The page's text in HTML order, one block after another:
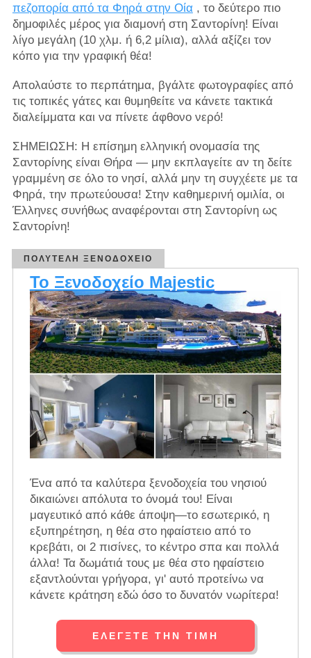
πεζοπορία από τα Φηρά στην Οία, το δεύτερο πιο
δημοφιλές μέρος για διαμονή στη Σαντορίνη! Είναι
λίγο μεγάλη (10 χλμ. ή 6,2 μίλια), αλλά αξίζει τον
κόπο για την γραφική θέα!
Απολαύστε το περπάτημα, βγάλτε φωτογραφίες από
τις τοπικές γάτες και θυμηθείτε να κάνετε τακτικά
διαλείμματα και να πίνετε άφθονο νερό!
ΣΗΜΕΙΩΣΗ: Η επίσημη ελληνική ονομασία της
Σαντορίνης είναι Θήρα — μην εκπλαγείτε αν τη δείτε
γραμμένη σε όλο το νησί, αλλά μην τη συγχέετε με τα
Φηρά, την πρωτεύουσα! Στην καθημερινή ομιλία, οι
Έλληνες συνήθως αναφέρονται στη Σαντορίνη ως
Σαντορίνη!
ΠΟΛΥΤΕΛΉ ΞΕΝΟΔΟΧΕΊΟ
Το Ξενοδοχείο Majestic
Ένα από τα καλύτερα ξενοδοχεία του νησιού
δικαιώνει απόλυτα το όνομά του! Είναι
μαγευτικό από κάθε άποψη—το εσωτερικό, η
εξυπηρέτηση, η θέα στο ηφαίστειο από το
κρεβάτι, οι 2 πισίνες, το κέντρο σπα και πολλά
άλλα! Τα δωμάτιά τους με θέα στο ηφαίστειο
εξαντλούνται γρήγορα, γι' αυτό προτείνω να
κάνετε κράτηση εδώ όσο το δυνατόν νωρίτερα!
ΕΛΈΓΞΤΕ ΤΗΝ ΤΙΜΉ